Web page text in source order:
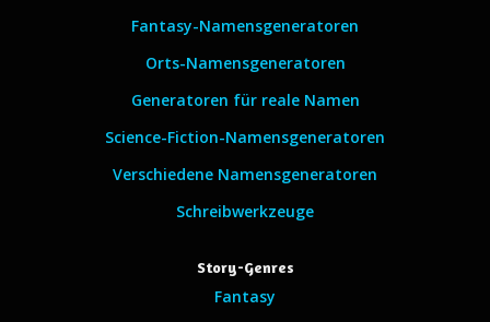
Fantasy-Namensgeneratoren
Orts-Namensgeneratoren
Generatoren für reale Namen
Science-Fiction-Namensgeneratoren
Verschiedene Namensgeneratoren
Schreibwerkzeuge
Story-Genres
Fantasy